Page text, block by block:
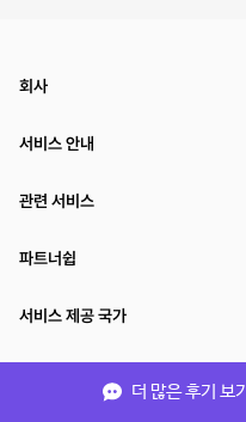
더 많은 후기 보기
회사
서비스 안내
관련 서비스
파트너쉽
서비스 제공 국가
(주)NSPACE 사업자정보